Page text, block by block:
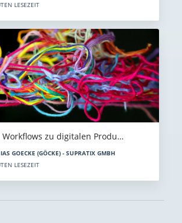
LESEZEIT
zu digitalen Produ…
GOECKE (GÖCKE) - SUPRATIX GMBH
LESEZEIT